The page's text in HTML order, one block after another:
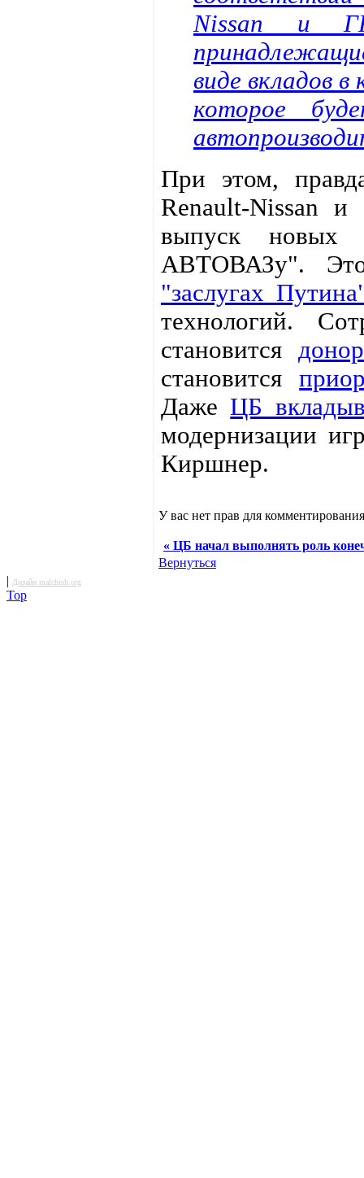
Nissan и ГК
виде вкладов
которое
При этом,
Renault-Nissan и
выпуск новых
АВТОВАЗу".
"заслугах
технологий.
становится
становится
Даже ЦБ
модернизации
Киршнер.
У вас нет прав для
« ЦБ начал выполнять роль
Вернуться
| Дизайн malchish.org
Top